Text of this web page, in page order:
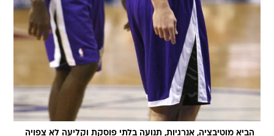
הביא מוטיבציה, אנרגיות, תנועה בלתי פוסקת וקליעה לא צפויה
מטווח השלוש, עד שנגמר לו הכוח / רויטרס